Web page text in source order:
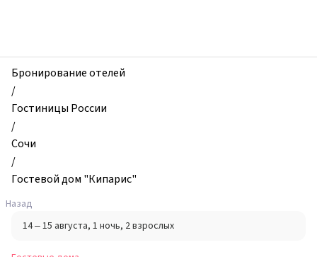
дома,
Гостевой
дом
"Кипарис",
Сочи,
Россия
Бронирование отелей
/
Гостиницы России
/
Сочи
/
Гостевой дом "Кипарис"
Назад
14 – 15 августа, 1 ночь, 2 взрослых